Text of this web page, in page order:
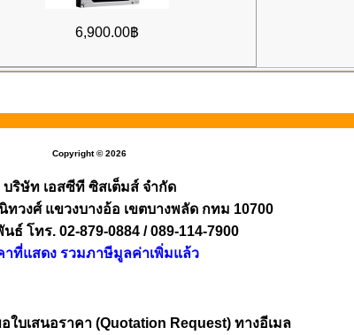
6,900.00฿
Copyright © 2026
บริษัท เอสซีที ซิสเต็มส์ จำกัด
วงศ์ แขวงบางอ้อ เขตบางพลัด กทม 10700
ธ์ โทร. 02-879-0884 / 089-114-7900
าที่แสดง รวมภาษีมูลค่าเพิ่มแล้ว
ใบเสนอราคา (Quotation Request) ทางอีเมล